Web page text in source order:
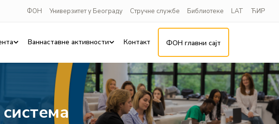
ФОН Универзитет у Београду Стручне службе Библиотеке LAT ЋИР
Ваннаставне активности Контакт ФОН главни сајт